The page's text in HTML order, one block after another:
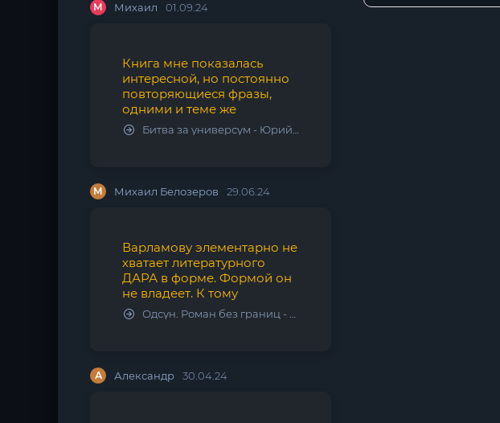
М Михаил 01.09.24
Книга мне показалась
интересной, но постоянно
повторяющиеся фразы,
одними и теме же
Битва за универсум - Юрий Тарарев, Александр Тарарев
М Михаил Белозеров 29.06.24
Варламову элементарно не
хватает литературного
ДАРА в форме. Формой он
не владеет. К тому
Одсун. Роман без границ - Алексей Варламов
А Александр 30.04.24